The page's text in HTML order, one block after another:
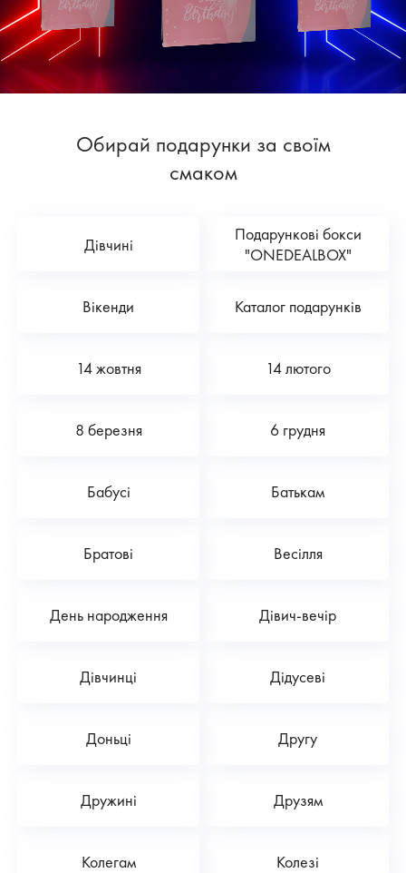
Обирай подарунки за своїм
смаком
Дівчині
Подарункові бокси
"ONEDEALBOX"
Вікенди Каталог подарунків
14 жовтня 14 лютого
8 березня 6 грудня
Бабусі Батькам
Братові Весілля
День народження Дівич-вечір
Дівчинці Дідусеві
Доньці Другу
Дружині Друзям
Колегам Колезі